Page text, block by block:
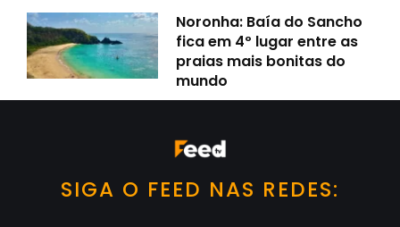
Noronha: Baía do Sancho
fica em 4º lugar entre as
praias mais bonitas do
mundo
SIGA O FEED NAS REDES: